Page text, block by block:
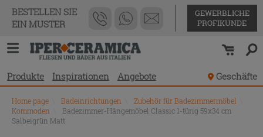
BESTELLEN SIE
EIN MUSTER
GEWERBLICHE
PROFIKUNDE
Produkte Inspirationen Angebote Geschäfte
Home page Badeinrichtungen Zubehör für Badezimmermöbel
Kommoden
Badezimmer-Hängemöbel Classic 1-türig 59x34 cm
Salbeigrün Matt